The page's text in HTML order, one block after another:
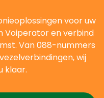
voor uw
Voiperator en verbind
Van 088-nummers
wij
klaar.